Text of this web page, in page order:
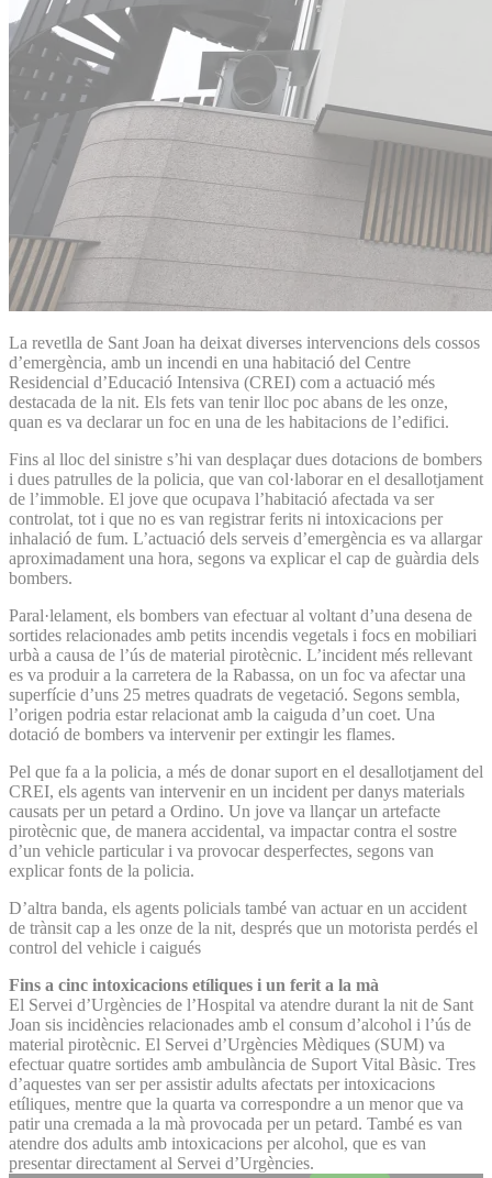
La revetlla de Sant Joan ha deixat diverses intervencions dels cossos
d’emergència, amb un incendi en una habitació del Centre
Residencial d’Educació Intensiva (CREI) com a actuació més
destacada de la nit. Els fets van tenir lloc poc abans de les onze,
quan es va declarar un foc en una de les habitacions de l’edifici.
Fins al lloc del sinistre s’hi van desplaçar dues dotacions de bombers
i dues patrulles de la policia, que van col·laborar en el desallotjament
de l’immoble. El jove que ocupava l’habitació afectada va ser
controlat, tot i que no es van registrar ferits ni intoxicacions per
inhalació de fum. L’actuació dels serveis d’emergència es va allargar
aproximadament una hora, segons va explicar el cap de guàrdia dels
bombers.
Paral·lelament, els bombers van efectuar al voltant d’una desena de
sortides relacionades amb petits incendis vegetals i focs en mobiliari
urbà a causa de l’ús de material pirotècnic. L’incident més rellevant
es va produir a la carretera de la Rabassa, on un foc va afectar una
superfície d’uns 25 metres quadrats de vegetació. Segons sembla,
l’origen podria estar relacionat amb la caiguda d’un coet. Una
dotació de bombers va intervenir per extingir les flames.
Pel que fa a la policia, a més de donar suport en el desallotjament del
CREI, els agents van intervenir en un incident per danys materials
causats per un petard a Ordino. Un jove va llançar un artefacte
pirotècnic que, de manera accidental, va impactar contra el sostre
d’un vehicle particular i va provocar desperfectes, segons van
explicar fonts de la policia.
D’altra banda, els agents policials també van actuar en un accident
de trànsit cap a les onze de la nit, després que un motorista perdés el
control del vehicle i caigués
Fins a cinc intoxicacions etíliques i un ferit a la mà
El Servei d’Urgències de l’Hospital va atendre durant la nit de Sant
Joan sis incidències relacionades amb el consum d’alcohol i l’ús de
material pirotècnic. El Servei d’Urgències Mèdiques (SUM) va
efectuar quatre sortides amb ambulància de Suport Vital Bàsic. Tres
d’aquestes van ser per assistir adults afectats per intoxicacions
etíliques, mentre que la quarta va correspondre a un menor que va
patir una cremada a la mà provocada per un petard. També es van
atendre dos adults amb intoxicacions per alcohol, que es van
presentar directament al Servei d’Urgències.